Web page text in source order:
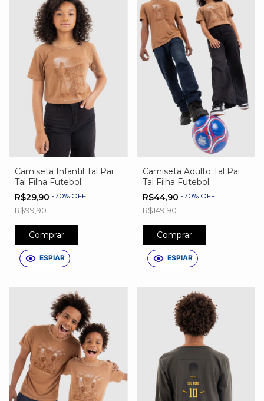
Camiseta Infantil Tal Pai
Tal Filha Futebol
R$29,90 -70% OFF
R$99,90
Comprar
ESPIAR
Camiseta Adulto Tal Pai
Tal Filha Futebol
R$44,90 -70% OFF
R$149,90
Comprar
ESPIAR